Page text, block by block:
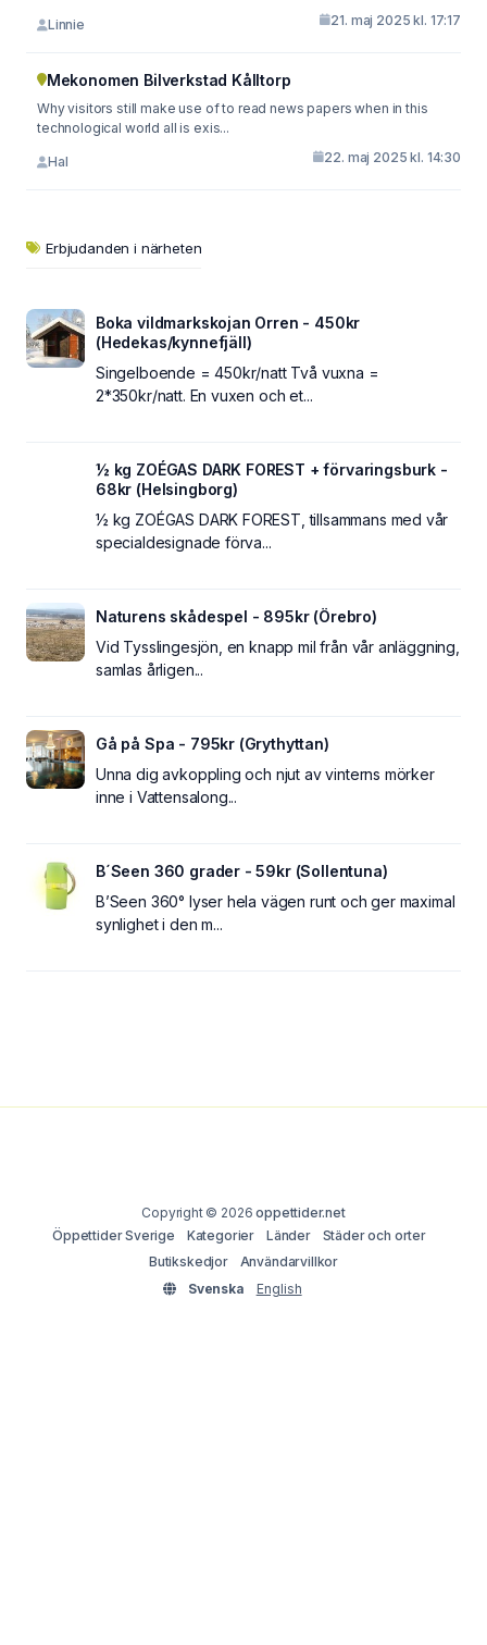
Linnie 21. maj 2025 kl. 17:17
Mekonomen Bilverkstad Kålltorp
Why visitors still make use of to read news papers when in this
technological world all is exis...
Hal 22. maj 2025 kl. 14:30
Erbjudanden i närheten
Boka vildmarkskojan Orren - 450kr
(Hedekas/kynnefjäll)
Singelboende = 450kr/natt Två vuxna =
2*350kr/natt. En vuxen och et...
½ kg ZOÉGAS DARK FOREST + förvaringsburk -
68kr (Helsingborg)
½ kg ZOÉGAS DARK FOREST, tillsammans med vår
specialdesignade förva...
Naturens skådespel - 895kr (Örebro)
Vid Tysslingesjön, en knapp mil från vår anläggning,
samlas årligen...
Gå på Spa - 795kr (Grythyttan)
Unna dig avkoppling och njut av vinterns mörker
inne i Vattensalong...
B´Seen 360 grader - 59kr (Sollentuna)
B’Seen 360° lyser hela vägen runt och ger maximal
synlighet i den m...
Copyright © 2026oppettider.net
Öppettider Sverige
Kategorier Länder
Städer och orter
Butikskedjor
Användarvillkor
Svenska
English